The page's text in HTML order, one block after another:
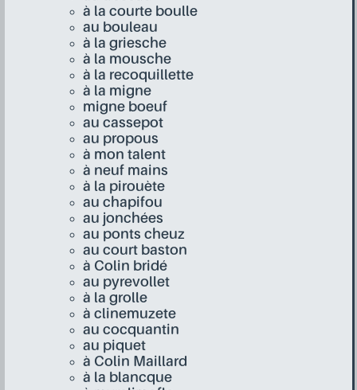
à la courte boulle
au bouleau
à la griesche
à la mousche
à la recoquillette
à la migne
migne boeuf
au cassepot
au propous
à mon talent
à neuf mains
à la pirouète
au chapifou
au jonchées
au ponts cheuz
au court baston
à Colin bridé
au pyrevollet
à la grolle
à clinemuzete
au cocquantin
au piquet
à Colin Maillard
à la blancque